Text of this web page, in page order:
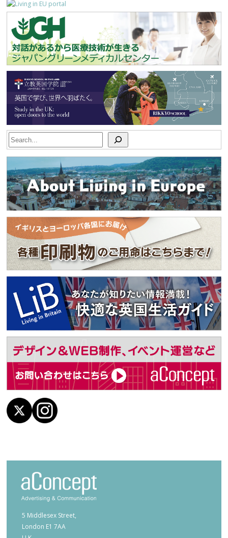
Search
5 Middlesex Street,
London E1 7AA